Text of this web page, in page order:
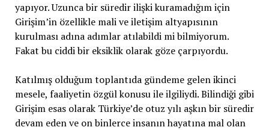
yapıyor. Uzunca bir süredir ilişki kuramadığım için
Girişim’in özellikle mali ve iletişim altyapısının
kurulması adına adımlar atılabildi mi bilmiyorum.
Fakat bu ciddi bir eksiklik olarak göze çarpıyordu.
Katılmış olduğum toplantıda gündeme gelen ikinci
mesele, faaliyetin özgül konusu ile ilgiliydi. Bilindiği gibi
Girişim esas olarak Türkiye’de otuz yılı aşkın bir süredir
devam eden ve on binlerce insanın hayatına mal olan